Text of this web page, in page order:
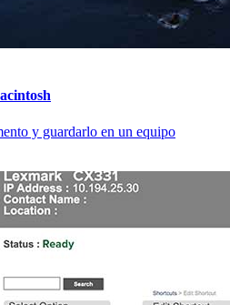
y guardarlo en un equipo